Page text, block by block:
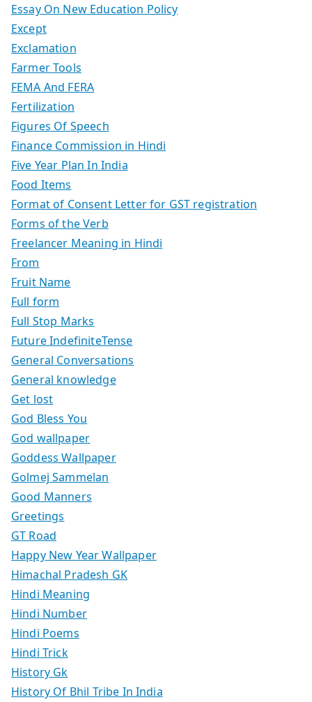
Essay On New Education Policy
Except
Exclamation
Farmer Tools
FEMA And FERA
Fertilization
Figures Of Speech
Finance Commission in Hindi
Five Year Plan In India
Food Items
Format of Consent Letter for GST registration
Forms of the Verb
Freelancer Meaning in Hindi
From
Fruit Name
Full form
Full Stop Marks
Future IndefiniteTense
General Conversations
General knowledge
Get lost
God Bless You
God wallpaper
Goddess Wallpaper
Golmej Sammelan
Good Manners
Greetings
GT Road
Happy New Year Wallpaper
Himachal Pradesh GK
Hindi Meaning
Hindi Number
Hindi Poems
Hindi Trick
History Gk
History Of Bhil Tribe In India